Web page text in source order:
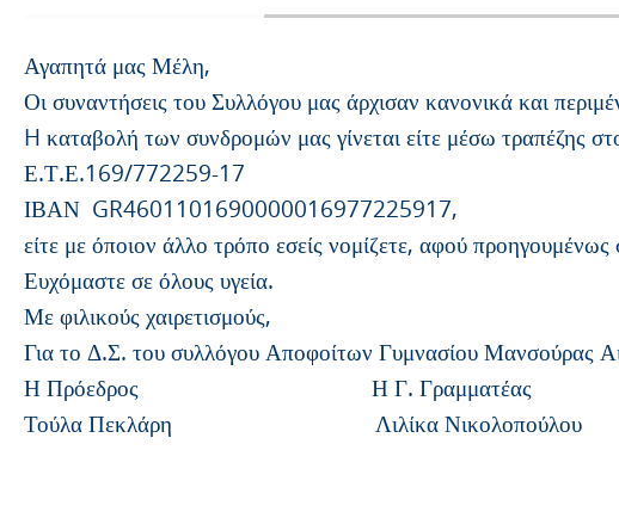
Αγαπητά μας Μέλη,
Οι συναντήσεις του Συλλόγου μας άρχισαν κανονικά και
H καταβολή των συνδρομών μας γίνεται είτε μέσω τραπέζης
Ε.Τ.Ε.169/772259-17
ΙΒΑΝ GR4601101690000016977225917,
είτε με όποιον άλλο τρόπο εσείς νομίζετε, αφού
Ευχόμαστε σε όλους υγεία.
Με φιλικούς χαιρετισμούς,
Για το Δ.Σ. του συλλόγου Αποφοίτων Γυμνασίου Μανσούρας
Η Πρόεδρος Η Γ. Γραμματέας
Τούλα Πεκλάρη Λιλίκα Νικολοπούλου